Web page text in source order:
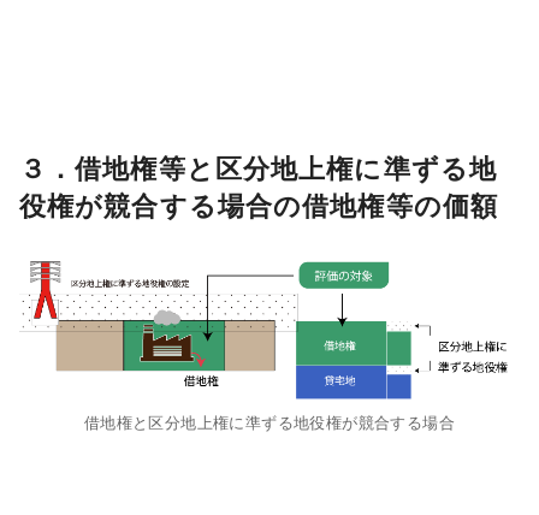
３．借地権等と区分地上権に準ずる地
役権が競合する場合の借地権等の価額
借地権と区分地上権に準ずる地役権が競合する場合